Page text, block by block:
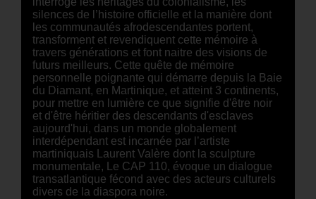
silences de l’histoire officielle et la manière dont
les communautés afrodescendantes portent,
transforment et revendiquent cette mémoire à
travers générations et font naitre des visions de
futurs meilleurs. Cette quête de mémoire
personnelle poignante qui démarre depuis la Baie
du Diamant, en Martinique, et atteint 3 continents,
pour mettre en lumière ce que signifie d'être noir
et d'être héritier des descendants d'esclaves
aujourd'hui, dans un monde globalement
interdépendant est incarnée par l’artiste
martiniquais Laurent Valère dont la sculpture
monumentale, Le CAP 110, évoque un dialogue
transatlantique fécond avec des acteurs culturels
divers de la diaspora noire.